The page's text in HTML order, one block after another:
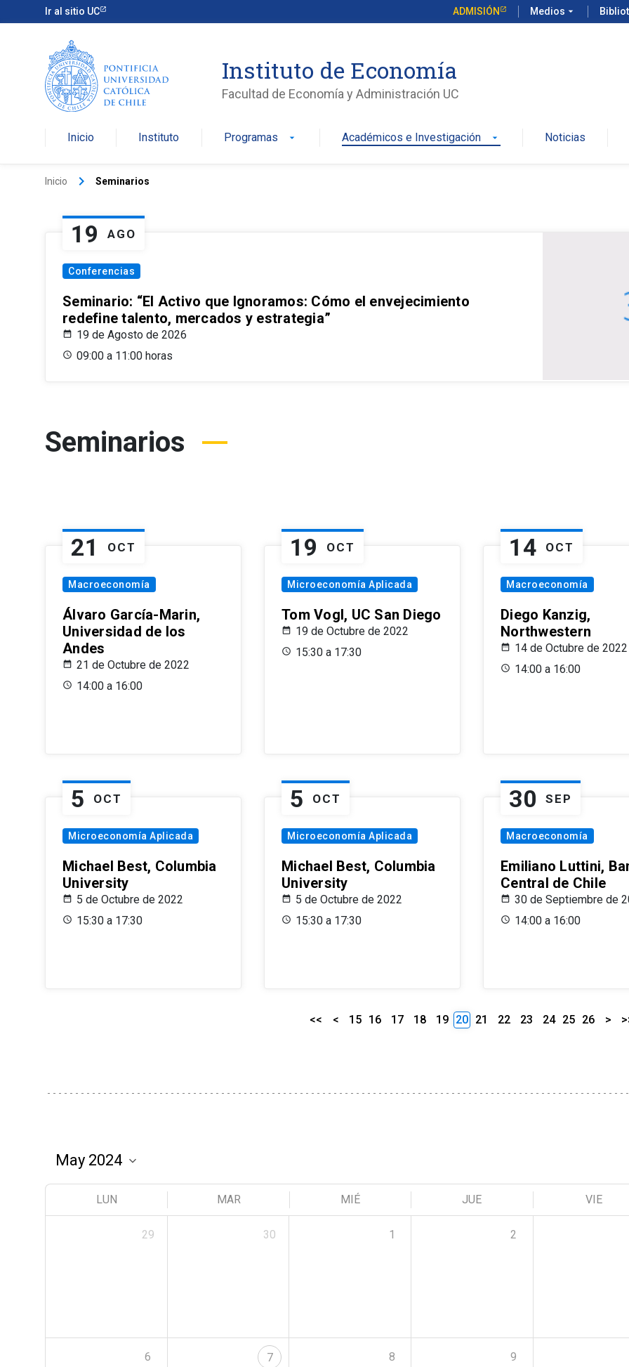
Ir al sitio UC ADMISIÓN Medios arrow_drop_down
Instituto de Economía
Facultad de Economía y Administración UC
Inicio Instituto Programas arrow_drop_down Académicos e Investigación arrow_drop_down Noticias
Inicio keyboard_arrow_right Seminarios
19 AGO
Conferencias
Seminario: “El Activo que Ignoramos: Cómo el envejecimiento
redefine talento, mercados y estrategia”
19 de Agosto de 2026
09:00 a 11:00 horas
Seminarios
21 OCT
Macroeconomía
Álvaro García-Marin,
Universidad de los
Andes
21 de Octubre de 2022
14:00 a 16:00
19 OCT
Microeconomía Aplicada
Tom Vogl, UC San Diego
19 de Octubre de 2022
15:30 a 17:30
14 OCT
Macroeconomía
Diego Kanzig,
Northwestern
14 de Octubre de 2022
14:00 a 16:00
5 OCT
Microeconomía Aplicada
Michael Best, Columbia
University
5 de Octubre de 2022
15:30 a 17:30
5 OCT
Microeconomía Aplicada
Michael Best, Columbia
University
5 de Octubre de 2022
15:30 a 17:30
30 SEP
Macroeconomía
Emiliano Luttini,
Central de Chile
30 de Septiembre de
14:00 a 16:00
<< < 15 16 17 18 19 20 21 22 23 24 25 26 >
LUN MAR MIÉ JUE VIE
29 30 1 2
6 7 8 9